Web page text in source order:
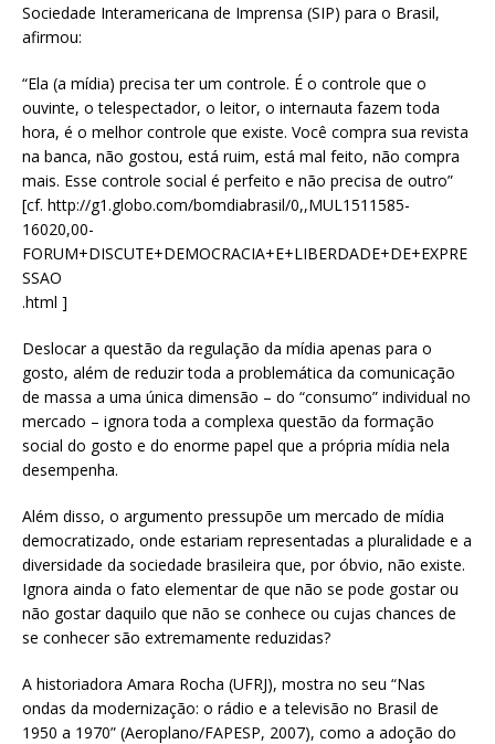
Sociedade Interamericana de Imprensa (SIP) para o Brasil,
afirmou:
“Ela (a mídia) precisa ter um controle. É o controle que o
ouvinte, o telespectador, o leitor, o internauta fazem toda
hora, é o melhor controle que existe. Você compra sua revista
na banca, não gostou, está ruim, está mal feito, não compra
mais. Esse controle social é perfeito e não precisa de outro”
[cf. http://g1.globo.com/bomdiabrasil/0,,MUL1511585-
16020,00-
FORUM+DISCUTE+DEMOCRACIA+E+LIBERDADE+DE+EXPRE
SSAO
.html ]
Deslocar a questão da regulação da mídia apenas para o
gosto, além de reduzir toda a problemática da comunicação
de massa a uma única dimensão – do “consumo” individual no
mercado – ignora toda a complexa questão da formação
social do gosto e do enorme papel que a própria mídia nela
desempenha.
Além disso, o argumento pressupõe um mercado de mídia
democratizado, onde estariam representadas a pluralidade e a
diversidade da sociedade brasileira que, por óbvio, não existe.
Ignora ainda o fato elementar de que não se pode gostar ou
não gostar daquilo que não se conhece ou cujas chances de
se conhecer são extremamente reduzidas?
A historiadora Amara Rocha (UFRJ), mostra no seu “Nas
ondas da modernização: o rádio e a televisão no Brasil de
1950 a 1970” (Aeroplano/FAPESP, 2007), como a adoção do